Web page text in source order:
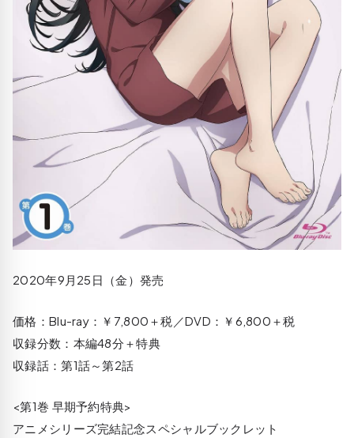
2020年9月25日（金）発売
価格：Blu-ray：￥7,800＋税／DVD：￥6,800＋税
収録分数：本編48分＋特典
収録話：第1話～第2話
<第1巻 早期予約特典>
アニメシリーズ完結記念スペシャルブックレット